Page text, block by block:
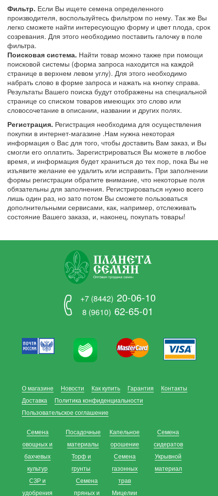
Фильтр. Если Вы ищете семена определенного
производителя, воспользуйтесь фильтром по нему. Так же Вы
легко сможете найти интересующую форму и цвет плода, срок
созревания. Для этого необходимо поставить галочку в поле
фильтра.
Поисковая система. Найти товар можно также при помощи
поисковой системы (форма запроса находится на каждой
странице в верхнем левом углу). Для этого необходимо
набрать слово в форме запроса и нажать на кнопку справа.
Результаты Вашего поиска будут отображены на специальной
странице со списком товаров имеющих это слово или
словосочетание в описании, названии и других полях.
Регистрация. Регистрация необходима для осуществления
покупки в интернет-магазине .Нам нужна некоторая
информация о Вас для того, чтобы доставить Вам заказ, и Вы
смогли его оплатить. Зарегистрироваться Вы можете в любое
время, и информация будет храниться до тех пор, пока Вы не
изъявите желание ее удалить или исправить. При заполнении
формы регистрации обратите внимание, что некоторые поля
обязательны для заполнения. Регистрироваться нужно всего
лишь один раз, но зато потом Вы сможете пользоваться
дополнительными сервисами, как, например, отслеживать
состояние Вашего заказа, и, наконец, покупать товары!
+7 (8442) 20-06-10
8 (9610) 62-65-01
О магазине Новости Как купить Гарантия
Контакты
Доставка
Политика конфиденциальности
Пользовательское соглашение
Семена
овощных и
бахчевых
культур
СЗР и
удобрения
Посадочные
материалы
Торф и
грунты
Семена
пряных и
Капельное
орошение
Семена
газонных
трав
Мицелии
Семена
сидератов
Укрывной
материал